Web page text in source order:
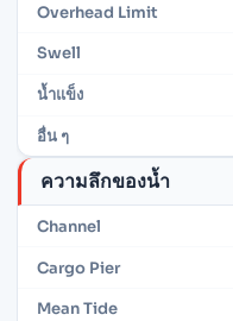
Overhead Limit
Swell
น้ำแข็ง
อื่น ๆ
ความลึกของน้ำ
Channel
Cargo Pier
Mean Tide